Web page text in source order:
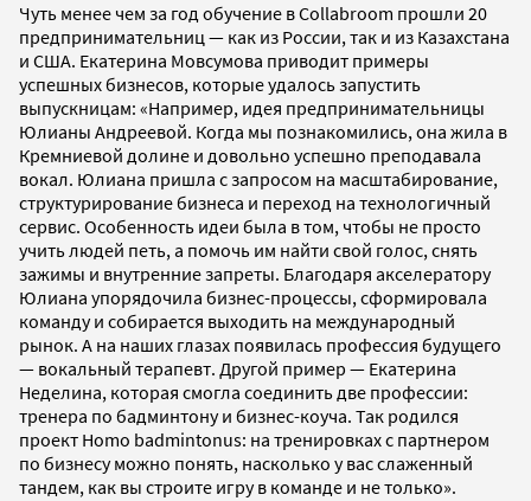
Чуть менее чем за год обучение в Collabroom прошли 20
предпринимательниц — как из России, так и из Казахстана
и США. Екатерина Мовсумова приводит примеры
успешных бизнесов, которые удалось запустить
выпускницам: «Например, идея предпринимательницы
Юлианы Андреевой. Когда мы познакомились, она жила в
Кремниевой долине и довольно успешно преподавала
вокал. Юлиана пришла с запросом на масштабирование,
структурирование бизнеса и переход на технологичный
сервис. Особенность идеи была в том, чтобы не просто
учить людей петь, а помочь им найти свой голос, снять
зажимы и внутренние запреты. Благодаря акселератору
Юлиана упорядочила бизнес-процессы, сформировала
команду и собирается выходить на международный
рынок. А на наших глазах появилась профессия будущего
— вокальный терапевт. Другой пример — Екатерина
Неделина, которая смогла соединить две профессии:
тренера по бадминтону и бизнес-коуча. Так родился
проект Homo badmintonus: на тренировках с партнером
по бизнесу можно понять, насколько у вас слаженный
тандем, как вы строите игру в команде и не только».